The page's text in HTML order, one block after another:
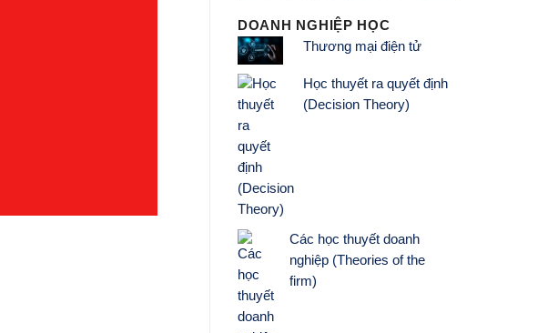
DOANH NGHIỆP HỌC
Thương mại điện tử
Học thuyết ra quyết định
(Decision Theory)
Các học thuyết doanh
nghiệp (Theories of the
firm)